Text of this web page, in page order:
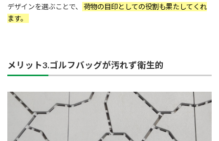
デザインを選ぶことで、
荷物の目印としての役割も果たしてくれ
ます。
メリット3.ゴルフバッグが汚れず衛生的